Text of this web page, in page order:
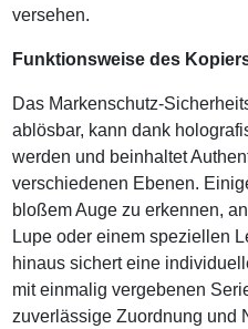
versehen.
Funktionsweise des
Das Markenschutz-
ablösbar, kann dank
werden und beinhaltet
verschiedenen Ebenen.
bloßem Auge zu erkennen,
Lupe oder einem speziellen
hinaus sichert eine
mit einmalig vergebenen
zuverlässige Zuordnung und